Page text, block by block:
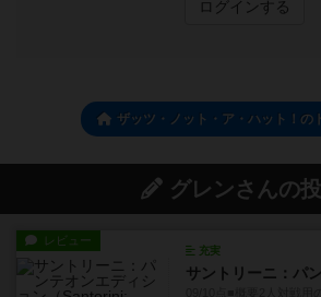
ログインする
ザッツ・ノット・ア・ハット！の
グレンさんの
レビュー
充実